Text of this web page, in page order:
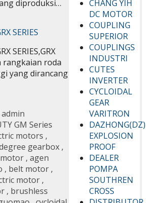
CHANG YIH
DC MOTOR
COUPLING
SUPERIOR
COUPLINGS
INDUSTRI
CUTES
INVERTER
CYCLOIDAL
GEAR
VARITRON
DAZHONG(DZ)
EXPLOSION
PROOF
DEALER
POMPA
SOUTHREN
CROSS
diproduksi…
SERIES
SERIES,GRX
rangkaian roda
yang dirancang
admin
GM Series
motors ,
gearbox ,
, agen
, belt motor ,
motor ,
, brushless